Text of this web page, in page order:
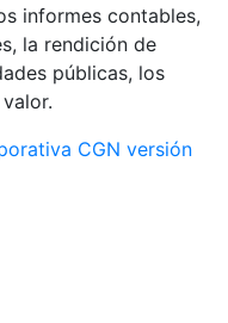
informes contables,
la rendición de
públicas, los
CGN versión